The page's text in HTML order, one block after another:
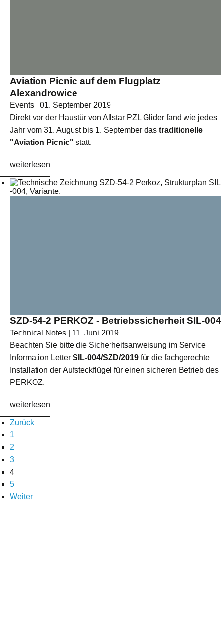
Aviation Picnic auf dem Flugplatz
Alexandrowice
Events | 01. September 2019
Direkt vor der Haustür von Allstar PZL Glider fand wie jedes
Jahr vom 31. August bis 1. September das traditionelle
"Aviation Picnic" statt.
weiterlesen
SZD-54-2 PERKOZ - Betriebssicherheit SIL-004
Technical Notes | 11. Juni 2019
Beachten Sie bitte die Sicherheitsanweisung im Service
Information Letter SIL-004/SZD/2019 für die fachgerechte
Installation der Aufsteckflügel für einen sicheren Betrieb des
PERKOZ.
weiterlesen
Zurück
1
2
3
4
5
Weiter